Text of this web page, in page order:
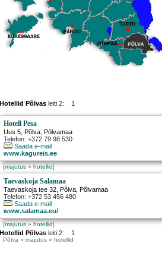
Hotellid Põlvas leiti 2: 1
Hotell Pesa
Uus 5 Põlva , Põlvamaa
Telefon: +372 79 98 530
Saada e-mail
www.kagureis.ee
[majutus»hotellid]
Taevaskoja Salamaa
Taevaskoja tee 32 Põlva , Põlvamaa
Telefon: +372 53 456 480
Saada e-mail
www.salamaa.eu/
[majutus»hotellid]
Hotellid Põlvas leiti 2: 1
Põlva » majutus » hotellid